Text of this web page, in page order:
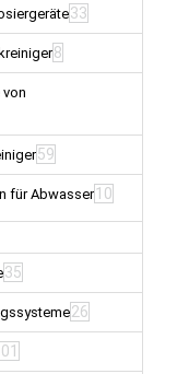
33
8
59
für Abwasser10
35
26